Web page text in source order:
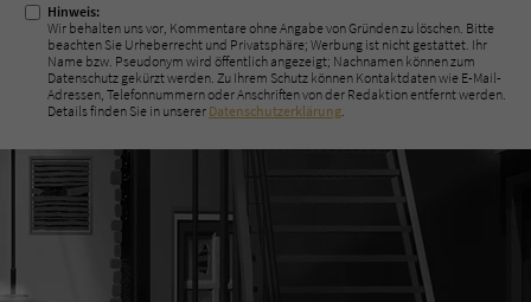
Hinweis:
Wir behalten uns vor, Kommentare ohne Angabe von Gründen zu löschen. Bitte
beachten Sie Urheberrecht und Privatsphäre; Werbung ist nicht gestattet. Ihr
Name bzw. Pseudonym wird öffentlich angezeigt; Nachnamen können zum
Datenschutz gekürzt werden. Zu Ihrem Schutz können Kontaktdaten wie E-Mail-
Adressen, Telefonnummern oder Anschriften von der Redaktion entfernt werden.
Details finden Sie in unserer Datenschutzerklärung